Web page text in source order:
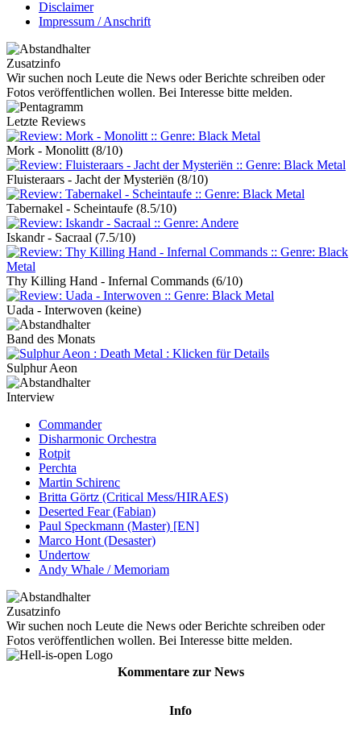
Disclaimer
Impressum / Anschrift
Zusatzinfo
Wir suchen noch Leute die News oder Berichte schreiben oder
Fotos veröffentlichen wollen. Bei Interesse bitte melden.
Letzte Reviews
Mork - Monolitt (8/10)
Fluisteraars - Jacht der Mysteriën (8/10)
Tabernakel - Scheintaufe (8.5/10)
Iskandr - Sacraal (7.5/10)
Thy Killing Hand - Infernal Commands (6/10)
Uada - Interwoven (keine)
Band des Monats
Sulphur Aeon
Interview
Commander
Disharmonic Orchestra
Rotpit
Perchta
Martin Schirenc
Britta Görtz (Critical Mess/HIRAES)
Deserted Fear (Fabian)
Paul Speckmann (Master) [EN]
Marco Hont (Desaster)
Undertow
Andy Whale / Memoriam
Zusatzinfo
Wir suchen noch Leute die News oder Berichte schreiben oder
Fotos veröffentlichen wollen. Bei Interesse bitte melden.
Kommentare zur News
Info